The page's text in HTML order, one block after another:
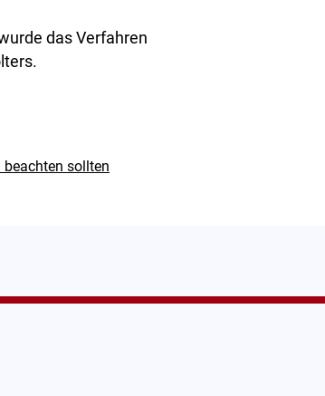
das Verfahren
sollten